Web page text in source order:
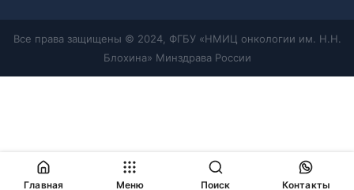
Все права защищены © 2024, ФГБУ «НМИЦ онкологии им. Н.Н.
Блохина» Минздрава России
Главная Меню Поиск Контакты